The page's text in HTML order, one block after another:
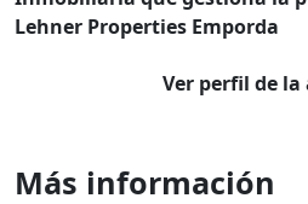
Lehner Properties Emporda
Ver perfil de la
Más información